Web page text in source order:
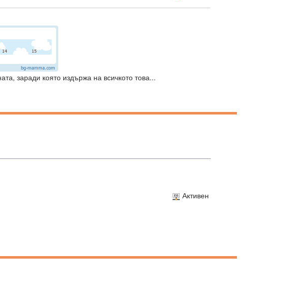
заради която издържа на всичкото това...
Активен